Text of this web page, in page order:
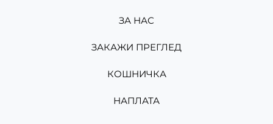
ЗА НАС
ЗАКАЖИ ПРЕГЛЕД
КОШНИЧКА
НАПЛАТА